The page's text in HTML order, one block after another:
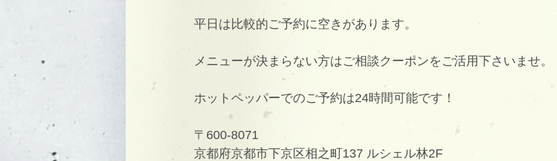
平日は比較的ご予約に空きがあります。
メニューが決まらない方はご相談クーポンをご活用下さいませ。
ホットペッパーでのご予約は24時間可能です！
〒600-8071
京都府京都市下京区相之町137 ルシェル林2F